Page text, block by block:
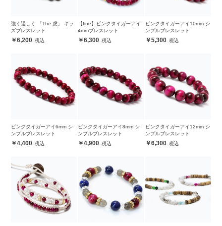
強く逞しく 「The 虎」 キッ
ズブレスレット
6,200
【fine】ピンクタイガーアイ
4mmブレスレット
6,300
ピンクタイガーアイ10mm シ
ンプルブレスレット
5,300
ピンクタイガーアイ6mm シ
ンプルブレスレット
4,400
ピンクタイガーアイ8mm シ
ンプルブレスレット
4,900
ピンクタイガーアイ12mm シ
ンプルブレスレット
6,300